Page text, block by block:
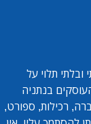
תלוי על
בנתניה
רכילות, ספורט,